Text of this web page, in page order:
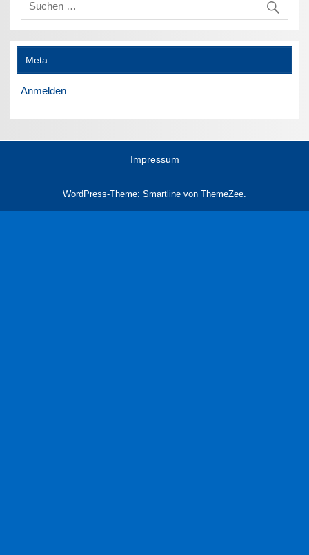
Meta
Anmelden
Impressum
WordPress-Theme: Smartline von ThemeZee.